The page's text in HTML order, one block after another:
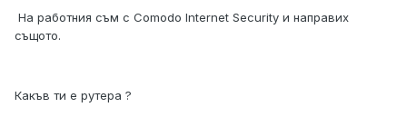
На работния съм с Comodo Internet Security и направих
същото.
Какъв ти е рутера ?